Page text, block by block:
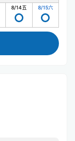
8/14五 8/15六